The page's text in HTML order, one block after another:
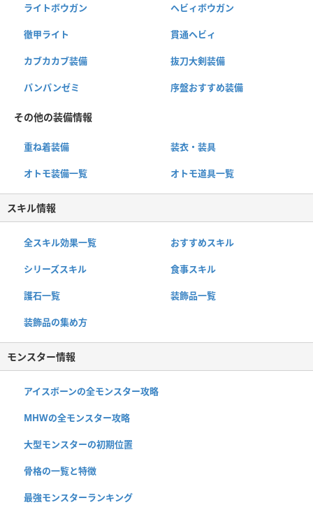
ライトボウガン ヘビィボウガン
徹甲ライト 貫通ヘビィ
カブカカブ装備 抜刀大剣装備
パンパンゼミ 序盤おすすめ装備
その他の装備情報
重ね着装備 装衣・装具
オトモ装備一覧 オトモ道具一覧
スキル情報
全スキル効果一覧 おすすめスキル
シリーズスキル 食事スキル
護石一覧 装飾品一覧
装飾品の集め方
モンスター情報
アイスボーンの全モンスター攻略
MHWの全モンスター攻略
大型モンスターの初期位置
骨格の一覧と特徴
最強モンスターランキング